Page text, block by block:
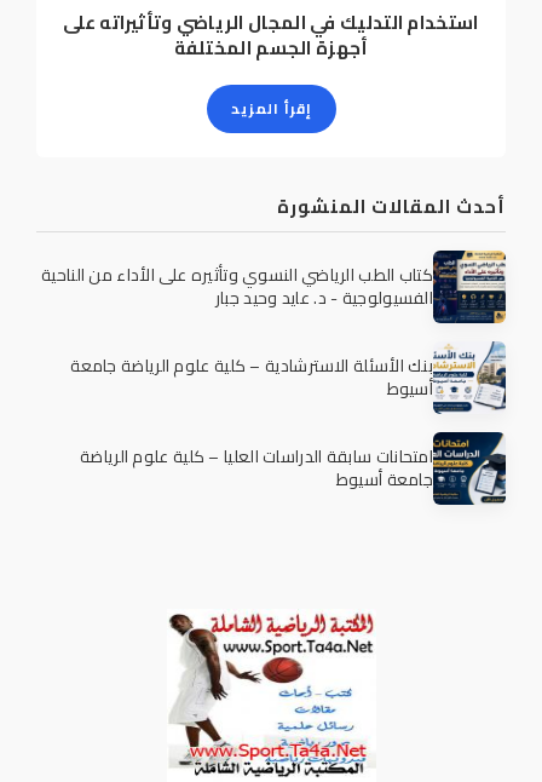
استخدام التدليك في المجال الرياضي وتأثيراته على
أجهزة الجسم المختلفة
إقرأ المزيد
أحدث المقالات المنشورة
كتاب الطب الرياضي النسوي وتأثيره على الأداء من الناحية
الفسيولوجية - د. عايد وحيد جبار
بنك الأسئلة الاسترشادية – كلية علوم الرياضة جامعة
أسيوط
امتحانات سابقة الدراسات العليا – كلية علوم الرياضة
جامعة أسيوط